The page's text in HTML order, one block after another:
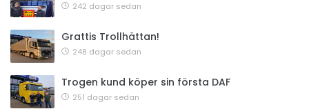
242 dagar sedan
Grattis Trollhättan!
248 dagar sedan
Trogen kund köper sin första DAF
251 dagar sedan